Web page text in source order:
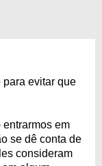
para evitar que
entrarmos em
se dê conta de
consideram